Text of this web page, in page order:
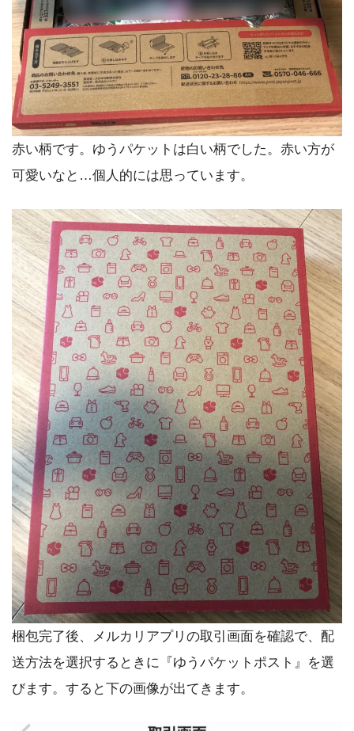
赤い柄です。ゆうパケットは白い柄でした。赤い方が
可愛いなと…個人的には思っています。
梱包完了後、メルカリアプリの取引画面を確認で、配
送方法を選択するときに『ゆうパケットポスト』を選
びます。すると下の画像が出てきます。